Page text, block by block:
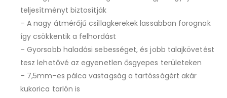
teljesítményt biztosítják
– A nagy átmérőjű csillagkerekek lassabban forognak
így csökkentik a felhordást
– Gyorsabb haladási sebességet, és jobb talajkövetést
tesz lehetővé az egyenetlen ősgyepes területeken
– 7,5mm-es pálca vastagság a tartósságért akár
kukorica tarlón is